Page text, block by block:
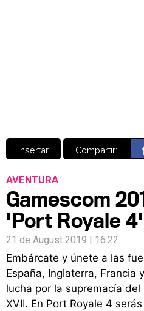
Insertar Compartir:
AVENTURA
Gamescom
'Port Royale 4'
21 de August 2019 | 16:22
Embárcate y únete a las
España, Inglaterra, Francia
lucha por la supremacía
XVII. En Port Royale 4